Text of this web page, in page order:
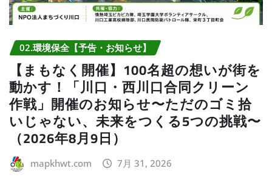
02.環境保全【予告・お知らせ】
【まもなく開催】100名超の想いが街を
動かす！「川口・西川口合同クリーン
作戦」開催のお知らせ〜ただのゴミ拾
いじゃない、未来をつくる5つの挑戦〜
（2026年8月9日）
mapkhwt.com 7月 31, 2026